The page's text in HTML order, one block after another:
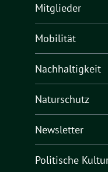
Mitglieder
Mobilität
Nachhaltigkeit
Naturschutz
Newsletter
Politische